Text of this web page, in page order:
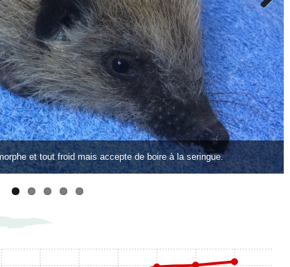
et tout froid mais accepte de boire à la seringue.